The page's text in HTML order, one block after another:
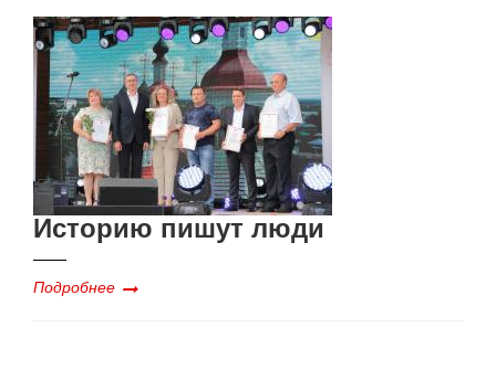
Историю пишут люди
Подробнее